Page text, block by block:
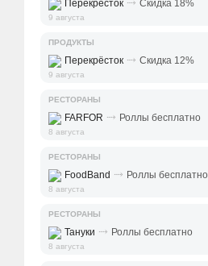
Перекрёсток Скидка 18%
9 августа
ПРОДУКТЫ
Перекрёсток ⤑ Скидка 12%
9 августа
РЕСТОРАНЫ
FARFOR ⤑ Роллы бесплатно
8 августа
РЕСТОРАНЫ
FoodBand ⤑ Роллы бесплатно
8 августа
РЕСТОРАНЫ
Тануки ⤑ Роллы бесплатно
8 августа